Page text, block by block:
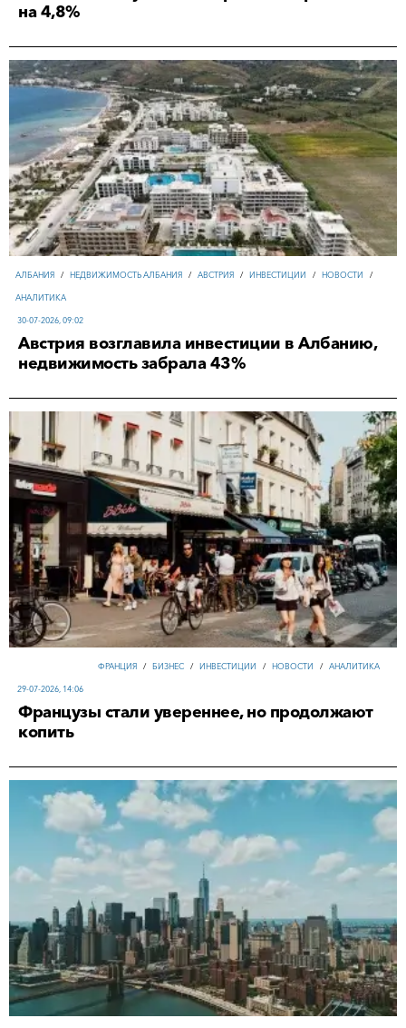
на 4,8%
АЛБАНИЯ / НЕДВИЖИМОСТЬ АЛБАНИЯ / АВСТРИЯ / ИНВЕСТИЦИИ / НОВОСТИ /
АНАЛИТИКА
30-07-2026, 09:02
Австрия возглавила инвестиции в Албанию,
недвижимость забрала 43%
ФРАНЦИЯ / БИЗНЕС / ИНВЕСТИЦИИ / НОВОСТИ / АНАЛИТИКА
29-07-2026, 14:06
Французы стали увереннее, но продолжают
копить